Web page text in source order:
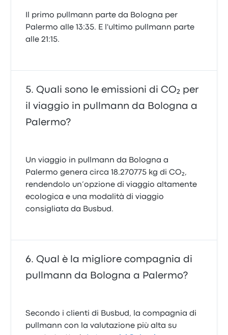
Il primo pullmann parte da Bologna per
Palermo alle 13:35. E l'ultimo pullmann parte
alle 21:15.
Quali sono le emissioni di CO₂ per
il viaggio in pullmann da Bologna a
Palermo?
Un viaggio in pullmann da Bologna a
Palermo genera circa 18.270775 kg di CO₂,
rendendolo un’opzione di viaggio altamente
ecologica e una modalità di viaggio
consigliata da Busbud.
Qual è la migliore compagnia di
pullmann da Bologna a Palermo?
Secondo i clienti di Busbud, la compagnia di
pullmann con la valutazione più alta su